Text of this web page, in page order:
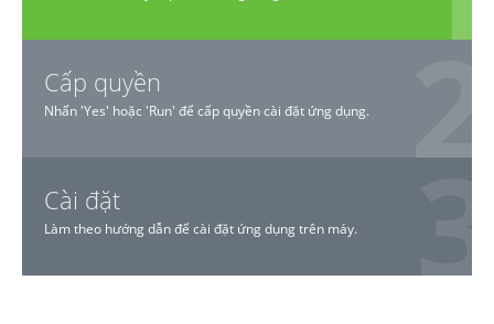
Cấp quyền
Nhấn 'Yes' hoặc 'Run' để cấp quyền cài đặt ứng dụng.
Cài đặt
Làm theo hướng dẫn để cài đặt ứng dụng trên máy.